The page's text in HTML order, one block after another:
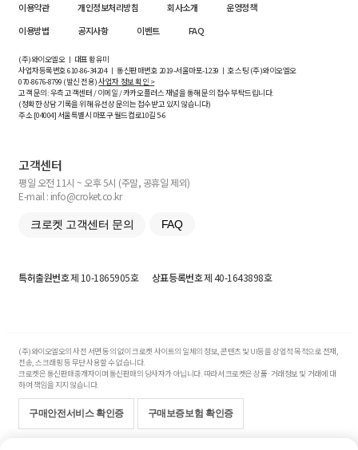
이용약관 개인정보처리방침 회사소개
운영정책
이용방법
공지사항 이벤트 FAQ
(주)와이오엘오 ㅣ 대표 황유미
사업자등록번호610-86-34204ㅣ 통신판매번호 2019-서울마포-1239 ㅣ 호스팅 (주)와이오엘오
070-8676-8799 (발신 전용)사업자 정보 확인 >
고객 문의: 우측 고객센터 / 이메일 / 카카오플러스 채널을 통해 문의 접수 부탁드립니다.
(정확한 상담 기록을 위해 유선상 문의는 접수받고 있지 않습니다)
주소 [04004] 서울특별시 마포구 월드컵로10길5-6
고객센터
평일 오전 11시 ~ 오후 5시 (주말, 공휴일 제외)
E-mail : info@croket.co.kr
크로켓 고객센터 문의 FAQ
특허출원번호제 10-1865905호 상표등록번호제 40-1643898호
(주)와이오엘오의 사전 서면 동의 없이 크로켓 사이트의 일체의 정보, 콘텐츠 및 UI등을 상업적 목적으로 전재,
전송, 스크래핑 등 무단 사용할 수 없습니다.
크로켓은 통신판매중개자이며 통신판매의 당사자가 아닙니다. 따라서 크로켓은 상품·거래정보 및 거래에 대
하여 책임을 지지 않습니다.
구매안전서비스 확인증 구매보증보험 확인증